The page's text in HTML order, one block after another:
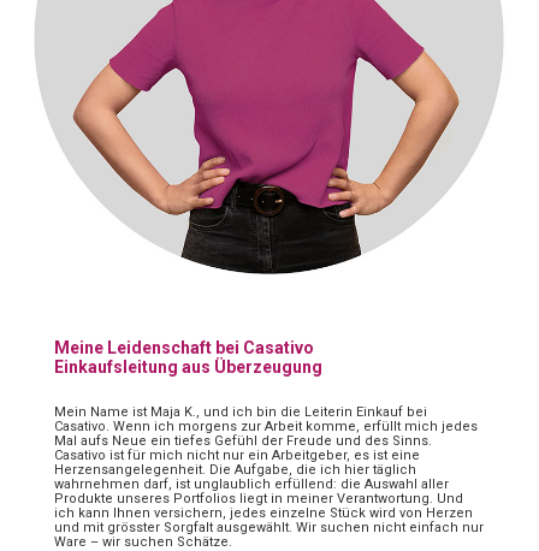
Meine Leidenschaft bei Casativo
Einkaufsleitung aus Überzeugung
Mein Name ist Maja K., und ich bin die Leiterin Einkauf bei
Casativo. Wenn ich morgens zur Arbeit komme, erfüllt mich jedes
Mal aufs Neue ein tiefes Gefühl der Freude und des Sinns.
Casativo ist für mich nicht nur ein Arbeitgeber, es ist eine
Herzensangelegenheit. Die Aufgabe, die ich hier täglich
wahrnehmen darf, ist unglaublich erfüllend: die Auswahl aller
Produkte unseres Portfolios liegt in meiner Verantwortung. Und
ich kann Ihnen versichern, jedes einzelne Stück wird von Herzen
und mit grösster Sorgfalt ausgewählt. Wir suchen nicht einfach nur
Ware – wir suchen Schätze.